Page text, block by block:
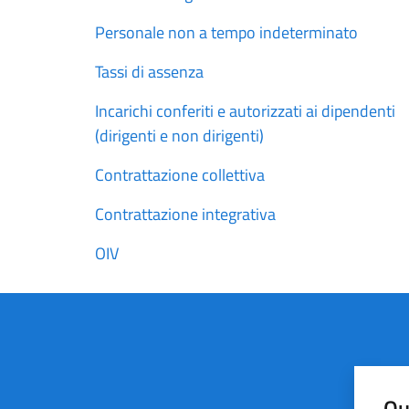
Personale non a tempo indeterminato
Tassi di assenza
Incarichi conferiti e autorizzati ai dipendenti
(dirigenti e non dirigenti)
Contrattazione collettiva
Contrattazione integrativa
OIV